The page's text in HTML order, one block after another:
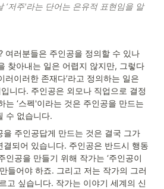
‘저주'라는 단어는 은유적 표현임을 알
여러분들은 주인공을 정의할 수 있나
찾아내는 일은 어렵지 않지만, 그렇다
러이러한 존재다’라고 정의하는 일은
니다. 주인공은 외모나 직업으로 결정
는 ‘스펙'이라는 것은 주인공을 만드는
수 없습니다.
주인공답게 만드는 것은 결국 그가
되어 있습니다. 주인공은 반드시 행동
인공을 만들기 위해 작가는 ‘주인공이
들어야 하죠. 그리고 저는 작가의 그러
고 싶습니다. 작가는 이야기 세계의 신